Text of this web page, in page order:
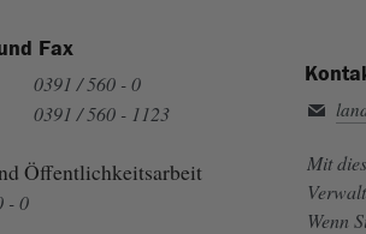
Fax
0391 / 560 - 0
0391 / 560 - 1123
Öffentlichkeitsarbeit
- 0
Mit
Wenn